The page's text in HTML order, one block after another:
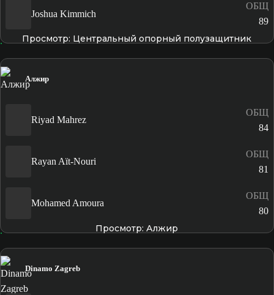
Joshua Kimmich
ОБЩ
89
Просмотр: Центральный опорный полузащитник
Алжир
Riyad Mahrez
ОБЩ
84
Rayan Aït-Nouri
ОБЩ
81
Mohamed Amoura
ОБЩ
80
Просмотр: Алжир
Dinamo Zagreb